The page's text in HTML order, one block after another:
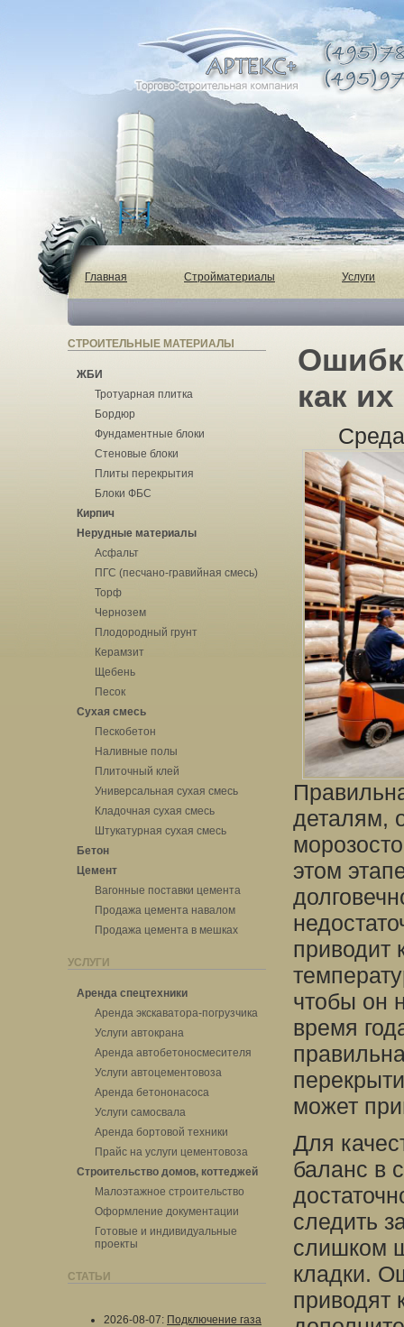
Главная Стройматериалы Услуги
СТРОИТЕЛЬНЫЕ МАТЕРИАЛЫ
ЖБИ
Тротуарная плитка
Бордюр
Фундаментные блоки
Стеновые блоки
Плиты перекрытия
Блоки ФБС
Кирпич
Нерудные материалы
Асфальт
ПГС (песчано-гравийная смесь)
Торф
Чернозем
Плодородный грунт
Керамзит
Щебень
Песок
Сухая смесь
Пескобетон
Наливные полы
Плиточный клей
Универсальная сухая смесь
Кладочная сухая смесь
Штукатурная сухая смесь
Бетон
Цемент
Вагонные поставки цемента
Продажа цемента навалом
Продажа цемента в мешках
УСЛУГИ
Аренда спецтехники
Аренда экскаватора-погрузчика
Услуги автокрана
Аренда автобетоносмесителя
Услуги автоцементовоза
Аренда бетононасоса
Услуги самосвала
Аренда бортовой техники
Прайс на услуги цементовоза
Строительство домов, коттеджей
Малоэтажное строительство
Оформление документации
Готовые и индивидуальные
проекты
СТАТЬИ
2026-08-07: Подключение газа
как
деталям,
этом
приводит
чтобы он
время
может
Для
баланс в
следить
слишком
кладки.
приводят